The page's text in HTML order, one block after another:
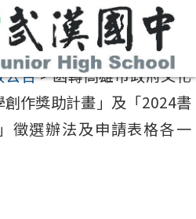
公告>函轉高雄市政府文化
作獎助計畫」及「2024書
徵選辦法及申請表格各一